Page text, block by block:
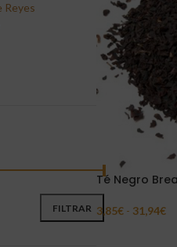
Reyes
FILTRAR
Té Negro
3,85€ - 31,94€
Seleccionar